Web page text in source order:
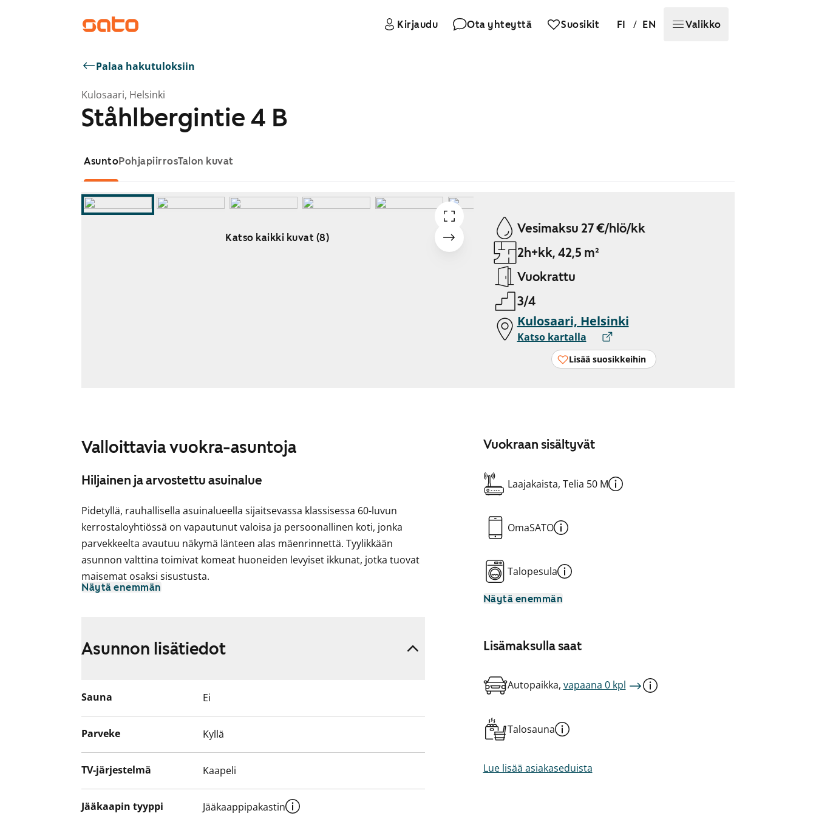
Kirjaudu Ota yhteyttä Suosikit FI / EN Valikko
Palaa hakutuloksiin
Kulosaari, Helsinki
Ståhlbergintie 4 B
AsuntoPohjapiirrosTalon kuvat
Katso kaikki kuvat (8)
Vesimaksu 27 €/hlö/kk
2h+kk, 42,5 m²
Vuokrattu
3/4
Kulosaari, Helsinki
Katso kartalla
Lisää suosikkeihin
Valloittavia vuokra-asuntoja
Hiljainen ja arvostettu asuinalue
Pidetyllä, rauhallisella asuinalueella sijaitsevassa klassisessa 60-luvun
kerrostaloyhtiössä on vapautunut valoisa ja persoonallinen koti, jonka
parvekkeelta avautuu näkymä länteen alas mäenrinnettä. Tyylikkään
asunnon valttina toimivat komeat huoneiden levyiset ikkunat, jotka tuovat
maisemat osaksi sisustusta.
Keittokomerossa on jää-pakastinkaappi ja nelilevyinen liesi.
Näytä enemmän
Vuokraan sisältyvät
Laajakaista, Telia 50 M
OmaSATO
Talopesula
Näytä enemmän
Lisämaksulla saat
Autopaikka, vapaana 0 kpl
Talosauna
Lue lisää asiakaseduista
Asunnon lisätiedot
Sauna Ei
Parveke Kyllä
TV-järjestelmä Kaapeli
Jääkaapin tyyppi Jääkaappipakastin